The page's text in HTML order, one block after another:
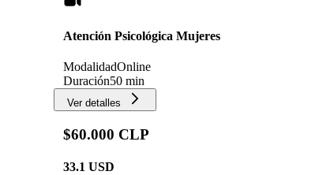
Atención Psicológica Mujeres
ModalidadOnline
Duración50 min
Ver detalles
$60.000 CLP
33.1 USD